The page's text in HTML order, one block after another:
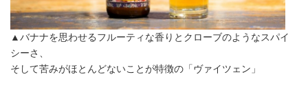
▲バナナを思わせるフルーティな香りとクローブのようなスパイ
シーさ、
そして苦みがほとんどないことが特徴の「ヴァイツェン」